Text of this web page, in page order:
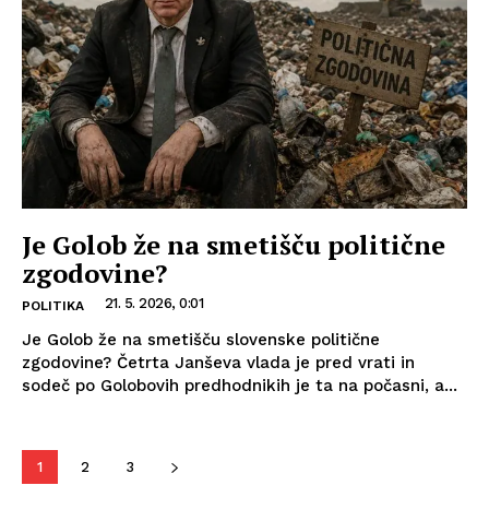
Je Golob že na smetišču politične
zgodovine?
POLITIKA 21. 5. 2026, 0:01
Je Golob že na smetišču slovenske politične
zgodovine? Četrta Janševa vlada je pred vrati in
sodeč po Golobovih predhodnikih je ta na počasni, a...
1 2 3